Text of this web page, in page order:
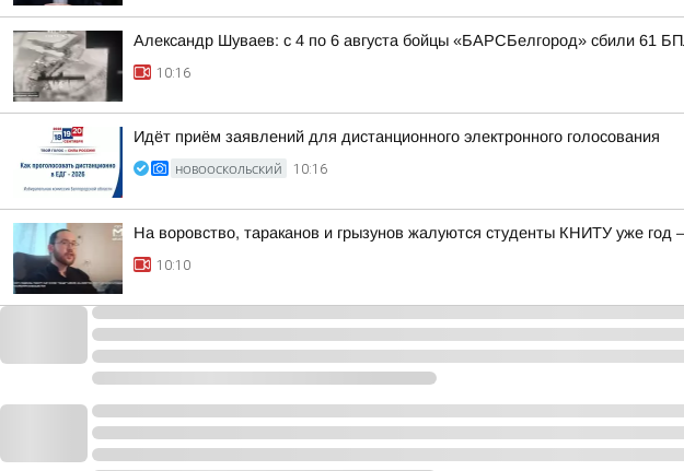
Александр Шуваев: с 4 по 6 августа бойцы «БАРСБелгород» сбили 61
10:16
Идёт приём заявлений для дистанционного электронного голосования
НОВООСКОЛЬСКИЙ 10:16
На воровство, тараканов и грызунов жалуются студенты КНИТУ уже год
10:10